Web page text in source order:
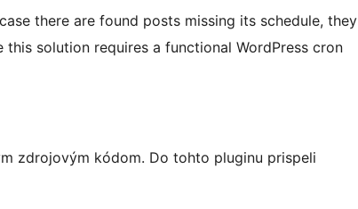
there are found posts missing its schedule, they
solution requires a functional WordPress cron
zdrojovým kódom. Do tohto pluginu prispeli